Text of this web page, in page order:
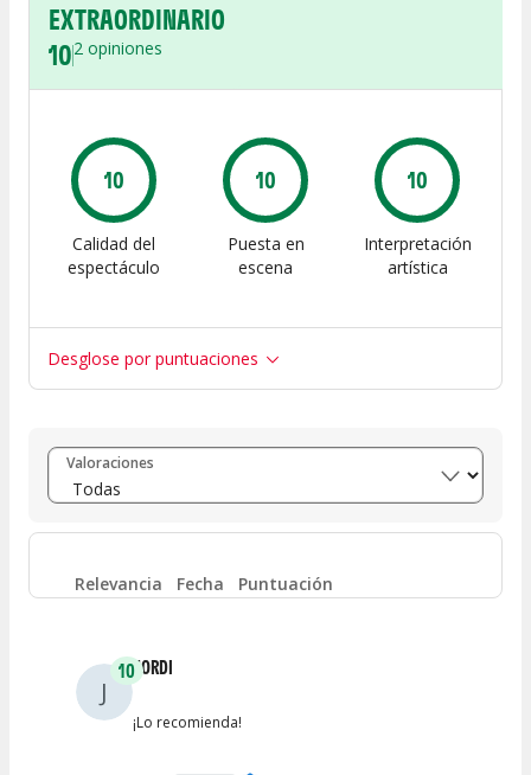
EXTRAORDINARIO
102 opiniones
10
Calidad del
espectáculo
10
Puesta en
escena
10
Interpretación
artística
Desglose por puntuaciones
Entre 8 y 10 (3)
Entre 6 y 8 (0)
Entre 4 y 6 0
Entre 0 y 2
Valoraciones
Relevancia Fecha Puntuación
J
10JORDI
¡Lo recomienda!